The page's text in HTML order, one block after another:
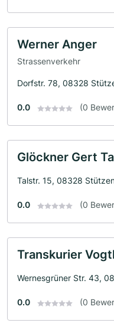
Werner Anger
Strassenverkehr
Dorfstr. 78, 08328
0.0 (0
Glöckner Gert
Talstr. 15, 08328
0.0 (0
Transkurier
Wernesgrüner Str. 43,
0.0 (0